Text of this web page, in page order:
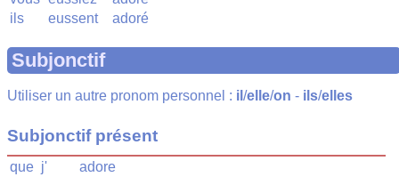
ils
eussent adoré
Subjonctif
Utiliser un autre pronom personnel : il /elle/on - ils/elles
Subjonctif présent
que j'
adore